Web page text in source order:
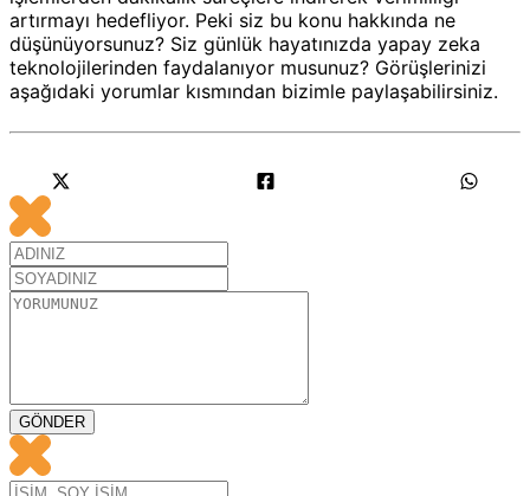
artırmayı hedefliyor. Peki siz bu konu hakkında ne
düşünüyorsunuz? Siz günlük hayatınızda yapay zeka
teknolojilerinden faydalanıyor musunuz? Görüşlerinizi
aşağıdaki yorumlar kısmından bizimle paylaşabilirsiniz.
GÖNDER